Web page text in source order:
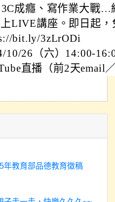
成癮、寫作業大戰…
LIVE講座。即日起
bit.ly/3zLrODi
10/26（六）14:00-
直播（前2天email
年教育部品德教育徵稿